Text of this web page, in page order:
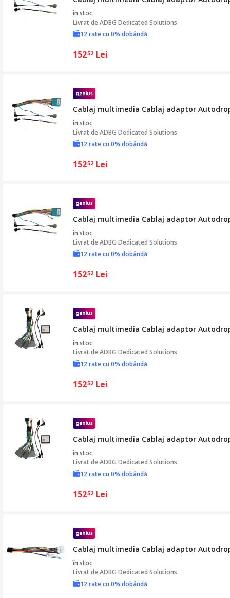
în stoc
Livrat deADBG Dedicated Solutions
12 rate cu 0% dobândă
15252 Lei
Cablaj multimedia Cablaj adaptor
în stoc
Livrat deADBG Dedicated Solutions
12 rate cu 0% dobândă
15252 Lei
Cablaj multimedia Cablaj adaptor
în stoc
Livrat deADBG Dedicated Solutions
12 rate cu 0% dobândă
15252 Lei
Cablaj multimedia Cablaj adaptor
în stoc
Livrat deADBG Dedicated Solutions
12 rate cu 0% dobândă
15252 Lei
Cablaj multimedia Cablaj adaptor
în stoc
Livrat deADBG Dedicated Solutions
12 rate cu 0% dobândă
15252 Lei
Cablaj multimedia Cablaj adaptor
în stoc
Livrat deADBG Dedicated Solutions
12 rate cu 0% dobândă